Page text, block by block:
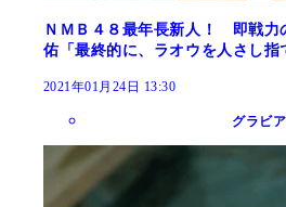
ＮＭＢ４８最年長新人！ 即戦力
佑「最終的に、ラオウを人さし指
2021年01月24日 13:30
グラビ